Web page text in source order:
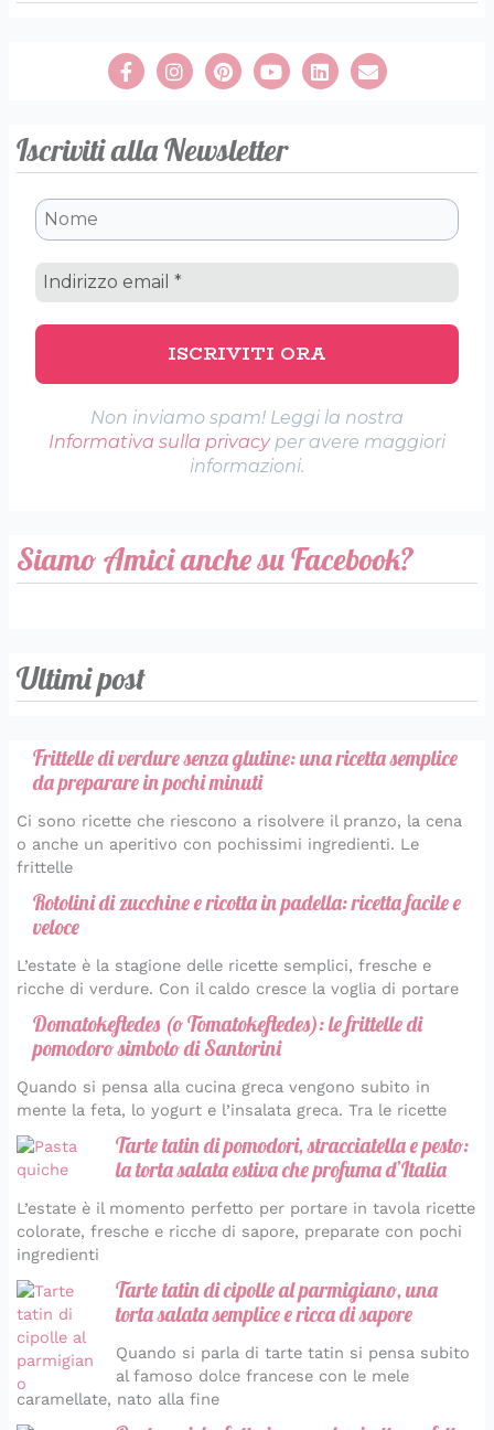
Iscriviti alla Newsletter
Non inviamo spam! Leggi la nostra
Informativa sulla privacyper avere maggiori
informazioni.
Siamo Amici anche su Facebook?
Ultimi post
Frittelle di verdure senza glutine: una ricetta semplice
da preparare in pochi minuti
Ci sono ricette che riescono a risolvere il pranzo, la cena
o anche un aperitivo con pochissimi ingredienti. Le
frittelle
Rotolini di zucchine e ricotta in padella: ricetta facile e
veloce
L’estate è la stagione delle ricette semplici, fresche e
ricche di verdure. Con il caldo cresce la voglia di portare
Domatokeftedes (o Tomatokeftedes): le frittelle di
pomodoro simbolo di Santorini
Quando si pensa alla cucina greca vengono subito in
mente la feta, lo yogurt e l’insalata greca. Tra le ricette
Tarte tatin di pomodori, stracciatella e pesto:
la torta salata estiva che profuma d’Italia
L’estate è il momento perfetto per portare in tavola ricette
colorate, fresche e ricche di sapore, preparate con pochi
ingredienti
Tarte tatin di cipolle al parmigiano, una
torta salata semplice e ricca di sapore
Quando si parla di tarte tatin si pensa subito
al famoso dolce francese con le mele
caramellate, nato alla fine